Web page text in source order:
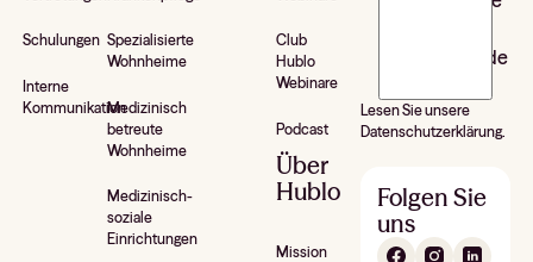
Schulungen
Interne
Kommunikation
Spezialisierte
Wohnheime
Medizinisch
betreute
Wohnheime
Medizinisch-
soziale
Einrichtungen
Club
Hublo
Webinare
Podcast
Über
Hublo
Mission
newsletter de
Lesen Sie unsere
Datenschutzerklärung.
Folgen Sie
uns